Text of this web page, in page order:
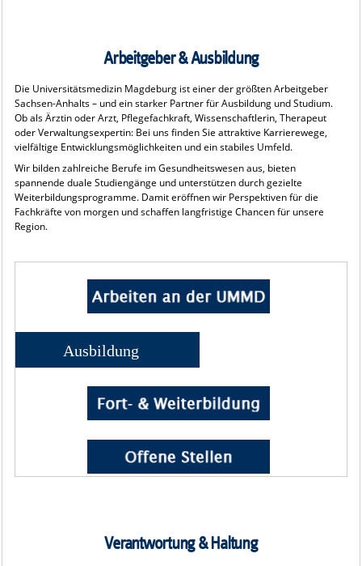
Arbeitgeber & Ausbildung
Die Universitätsmedizin Magdeburg ist einer der größten Arbeitgeber
Sachsen-Anhalts – und ein starker Partner für Ausbildung und Studium.
Ob als Ärztin oder Arzt, Pflegefachkraft, Wissenschaftlerin, Therapeut
oder Verwaltungsexpertin: Bei uns finden Sie attraktive Karrierewege,
vielfältige Entwicklungsmöglichkeiten und ein stabiles Umfeld.
Wir bilden zahlreiche Berufe im Gesundheitswesen aus, bieten
spannende duale Studiengänge und unterstützen durch gezielte
Weiterbildungsprogramme. Damit eröffnen wir Perspektiven für die
Fachkräfte von morgen und schaffen langfristige Chancen für unsere
Region.
Verantwortung & Haltung